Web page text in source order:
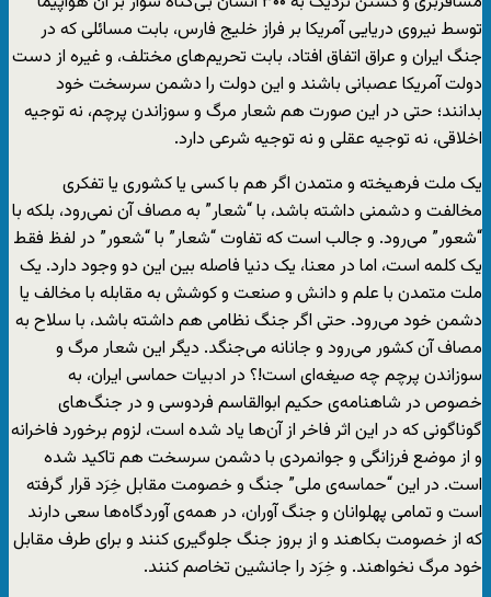
توسط نیروی دریایی آمریکا بر فراز خلیج فارس، بابت مسائلی که در
جنگ ایران و عراق اتفاق افتاد، بابت تحریم‌های مختلف، و غیره از دست
دولت آمریکا عصبانی باشند و این دولت را دشمن سرسخت خود
بدانند؛ حتی در این صورت هم شعار مرگ و سوزاندن پرچم، نه توجیه
اخلاقی، نه توجیه عقلی و نه توجیه شرعی دارد.
یک ملت فرهیخته و متمدن اگر هم با کسی یا کشوری یا تفکری
مخالفت و دشمنی داشته باشد، با “شعار” به مصاف آن نمی‌رود، بلکه با
“شعور” می‌رود. و جالب است که تفاوت “شعار” با “شعور” در لفظ فقط
یک کلمه است، اما در معنا، یک دنیا فاصله بین این دو وجود دارد. یک
ملت متمدن با علم و دانش و صنعت و کوشش به مقابله با مخالف یا
دشمن خود می‌رود. حتی اگر جنگ نظامی هم داشته باشد، با سلاح به
مصاف آن کشور می‌رود و جانانه می‌جنگد. دیگر این شعار مرگ و
سوزاندن پرچم چه صیغه‌ای است!؟ در ادبیات حماسی ایران، به
خصوص در شاهنامه‌ی حکیم ابوالقاسم فردوسی و در جنگ‌های
گوناگونی که در این اثر فاخر از آن‌ها یاد شده است، لزوم برخورد فاخرانه
و از موضع فرزانگی و جوانمردی با دشمن سرسخت هم تاکید شده
است. در این “حماسه‌ی ملی” جنگ و خصومت مقابل خِرَد قرار گرفته
است و تمامی پهلوانان و جنگ آوران، در همه‌ی آوردگاه‌ها سعی دارند
که از خصومت بکاهند و از بروز جنگ جلوگیری کنند و برای طرف مقابل
خود مرگ نخواهند. و خِرَد را جانشین تخاصم کنند.